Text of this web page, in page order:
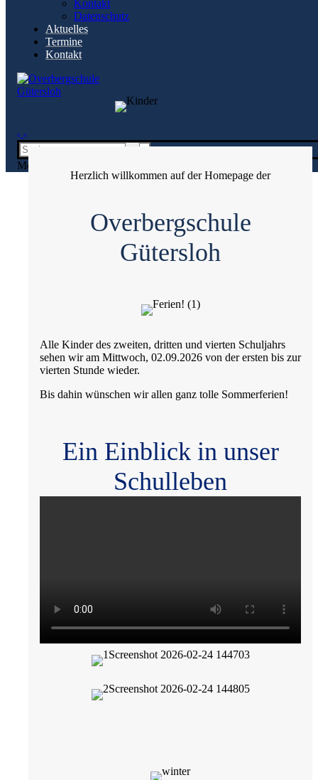
Kontakt
Datenschutz
Aktuelles
Termine
Kontakt
Suchen
nach:
Menü
Datenschutz
Aktuelles
Termine
Kontakt
Startseite
Herzlich willkommen auf der Homepage der
Overbergschule
Gütersloh
Alle Kinder des zweiten, dritten und vierten Schuljahrs
sehen wir am Mittwoch, 02.09.2026 von der ersten bis zur
vierten Stunde wieder.
Bis dahin wünschen wir allen ganz tolle Sommerferien!
Ein Einblick in unser
Schulleben